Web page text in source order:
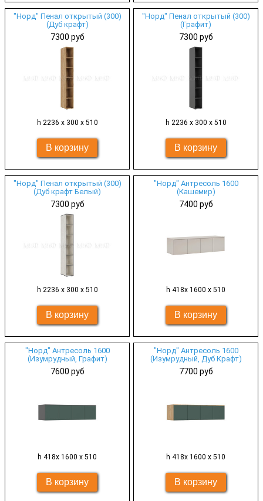
"Норд" Пенал открытый (300)
(Дуб крафт)
7300 руб
h 2236 х 300 х 510
"Норд" Пенал открытый (300)
(Графит)
7300 руб
h 2236 х 300 х 510
"Норд" Пенал открытый (300)
(Дуб крафт Белый)
7300 руб
h 2236 х 300 х 510
"Норд" Антресоль 1600
(Кашемир)
7400 руб
h 418х 1600 х 510
"Норд" Антресоль 1600
(Изумрудный, Графит)
7600 руб
h 418х 1600 х 510
"Норд" Антресоль 1600
(Изумрудный, Дуб Крафт)
7700 руб
h 418х 1600 х 510